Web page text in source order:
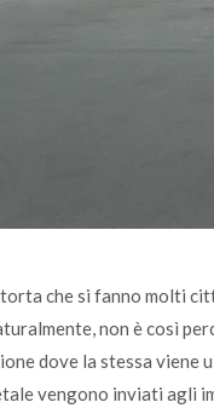
che si fanno molti
non è così
dove la stessa
vengono inviati agli